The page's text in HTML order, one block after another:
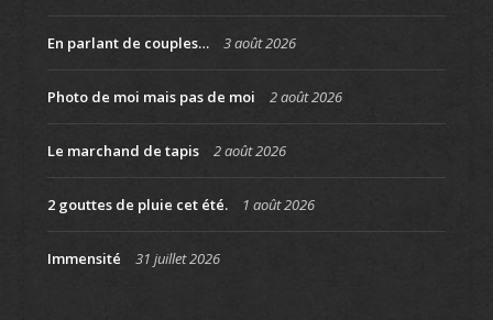
En parlant de couples… 3 août 2026
Photo de moi mais pas de moi 2 août 2026
Le marchand de tapis 2 août 2026
2 gouttes de pluie cet été. 1 août 2026
Immensité 31 juillet 2026